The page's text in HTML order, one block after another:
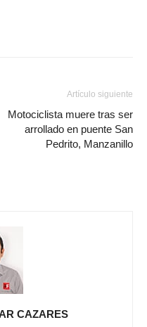
Artículo siguiente
Motociclista muere tras ser
arrollado en puente San
Pedrito, Manzanillo
CAZARES